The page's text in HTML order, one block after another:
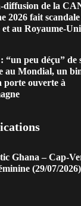
diffusion de la
2026 fait scandale
et au Royaume-
“un peu déçu” de
au Mondial, un
porte ouverte à
Ghana – Cap-
(29/07/2026)